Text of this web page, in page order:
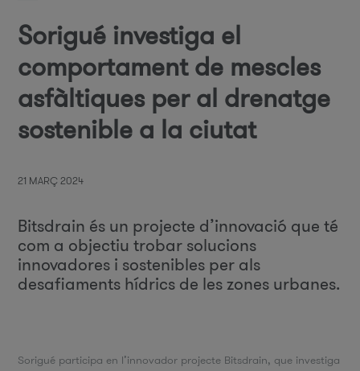
Sorigué investiga el
comportament de mescles
asfàltiques per al drenatge
sostenible a la ciutat
21 MARÇ 2024
Bitsdrain és un projecte d’innovació que té
com a objectiu trobar solucions
innovadores i sostenibles per als
desafiaments hídrics de les zones urbanes.
Sorigué participa en l’innovador projecte Bitsdrain, que investiga